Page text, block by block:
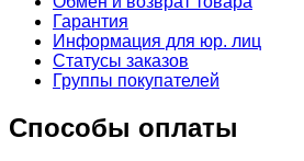
Гарантия
Информация для юр. лиц
Статусы заказов
Группы покупателей
Способы оплаты